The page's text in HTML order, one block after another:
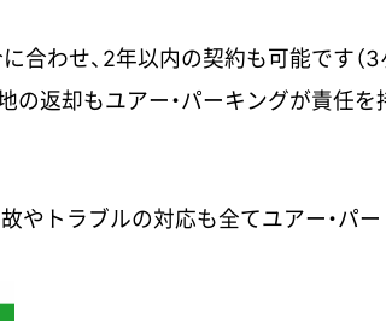
合わせ、2年以内の契約も可能です（3
の返却もユアー・パーキングが責任を
やトラブルの対応も全てユアー・パー